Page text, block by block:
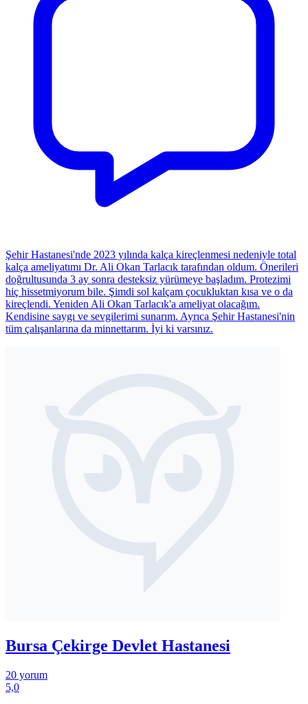
Şehir Hastanesi'nde 2023 yılında kalça kireçlenmesi nedeniyle total
kalça ameliyatımı Dr. Ali Okan Tarlacık tarafından oldum. Önerileri
doğrultusunda 3 ay sonra desteksiz yürümeye başladım. Protezimi
hiç hissetmiyorum bile. Şimdi sol kalçam çocukluktan kısa ve o da
kireçlendi. Yeniden Ali Okan Tarlacık'a ameliyat olacağım.
Kendisine saygı ve sevgilerimi sunarım. Ayrıca Şehir Hastanesi'nin
tüm çalışanlarına da minnettarım. İyi ki varsınız.
Bursa Çekirge Devlet Hastanesi
20 yorum
5,0